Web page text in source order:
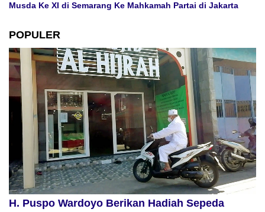
Musda Ke XI di Semarang Ke Mahkamah Partai di Jakarta
POPULER
H. Puspo Wardoyo Berikan Hadiah Sepeda